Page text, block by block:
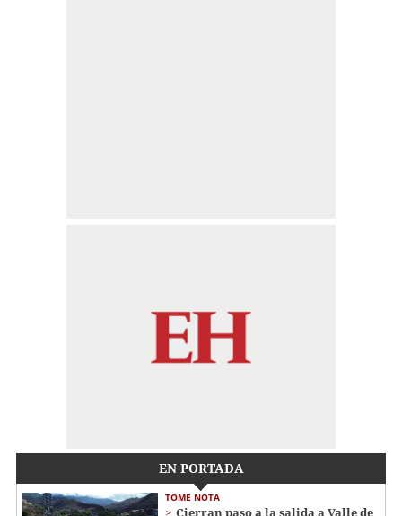
EN PORTADA
TOME NOTA
Cierran paso a la salida a Valle de